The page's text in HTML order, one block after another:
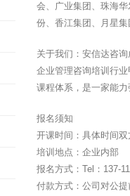
会、广业集团、珠海
份、香江集团、月星
关于我们：安信达咨
企业管理咨询培训行
课程体系，是一家能
报名须知
开课时间：具体时间
培训地点：企业内部
报名方式：Tel：137-
付款方式：公司对公